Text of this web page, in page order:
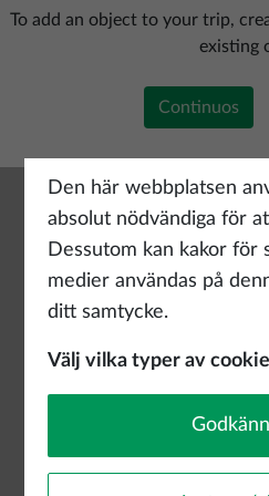
Lägg
To add an object to your trip,
existing
Continuos
Den här webbplatsen
absolut nödvändiga för
Dessutom kan kakor för
medier användas på
ditt samtycke.
Välj vilka typer av